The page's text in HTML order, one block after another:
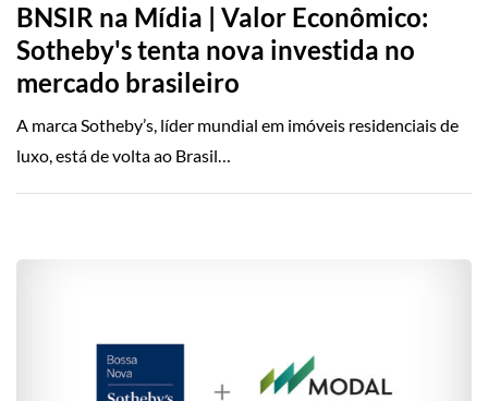
BNSIR na Mídia | Valor Econômico:
Sotheby's tenta nova investida no
mercado brasileiro
A marca Sotheby’s, líder mundial em imóveis residenciais de
luxo, está de volta ao Brasil…